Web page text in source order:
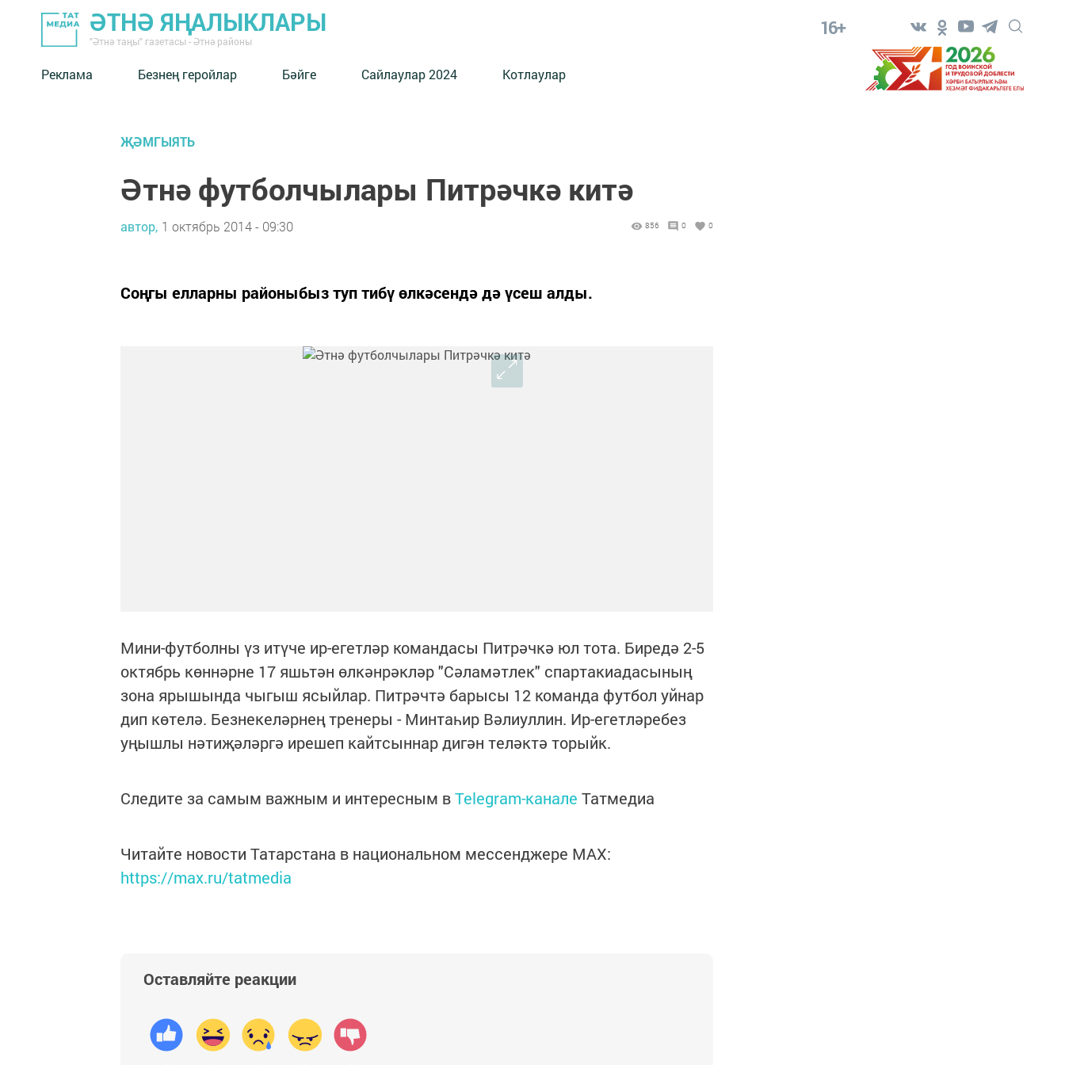
ӘТНӘ ЯҢАЛЫКЛАРЫ
"Әтнә таңы" газетасы - Әтнә районы
16+
Реклама Безнең геройлар Бәйге Сайлаулар 2024 Котлаулар
ҖӘМГЫЯТЬ
Әтнә футболчылары Питрәчкә китә
автор, 1 октябрь 2014 - 09:30 856 0 0
Соңгы елларны районыбыз туп тибү өлкәсендә дә үсеш алды.
Мини-футболны үз итүче ир-егетләр командасы Питрәчкә юл тота. Биредә 2-5
октябрь көннәрне 17 яшьтән өлкәнрәкләр "Сәламәтлек" спартакиадасының
зона ярышында чыгыш ясыйлар. Питрәчтә барысы 12 команда футбол уйнар
дип көтелә. Безнекеләрнең тренеры - Минтаһир Вәлиуллин. Ир-егетләребез
уңышлы нәтиҗәләргә ирешеп кайтсыннар дигән теләктә торыйк.
Следите за самым важным и интересным вTelegram-канале Татмедиа
Читайте новости Татарстана в национальном мессенджере MАХ:
https://max.ru/tatmedia
Оставляйте реакции